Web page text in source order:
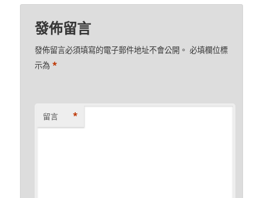
發佈留言
發佈留言必須填寫的電子郵件地址不會公開。 必填欄位標
示為 *
留言 *